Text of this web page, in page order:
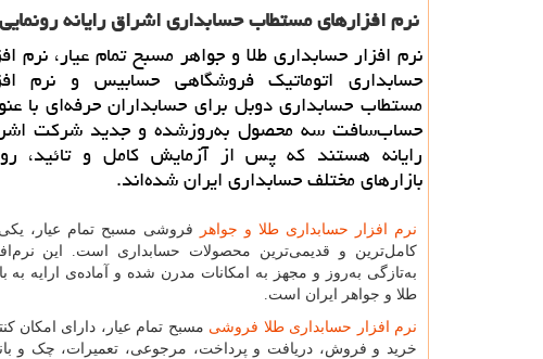
نرم افزارهای مستطاب حسابداری اشراق رایانه
نرم افزار حسابداری طلا و جواهر مسبح تمام عیار، نرم
حسابداری اتوماتیك فروشگاهی حسابیس و نرم
مستطاب حسابداری دوبل برای حسابداران حرفه‌ای با
حساب‌سافت سه محصول به‌روزشده و جدید شركت
رایانه هستند كه پس از آزمایش كامل و تائید،
بازارهای مختلف حسابداری ایران شده‌اند.
نرم افزار حسابداری طلا و جواهر
فروشی مسبح تمام عیار، یکی
کامل‌ترین و قدیمی‌ترین محصولات حسابداری است. این
به‌تازگی به‌روز و مجهز به امکانات مدرن شده و آماده‌ی ارایه به
طلا و جواهر ایران است.
نرم افزار حسابداری طلا فروشی مسبح تمام عیار، دارای امکان
خرید و فروش، دریافت و پرداخت، مرجوعی، تعمیرات، چک و